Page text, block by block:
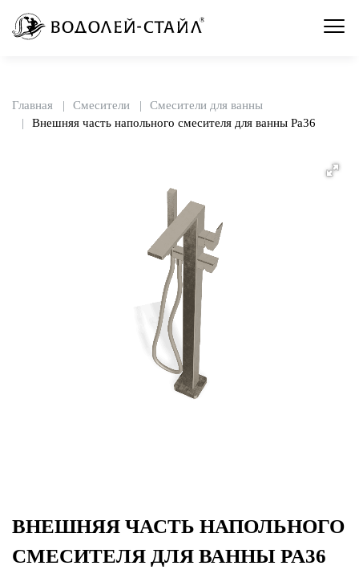
Главная Смесители
Смесители для ванны
Внешняя часть напольного смесителя для ванны Pa36
ВНЕШНЯЯ ЧАСТЬ НАПОЛЬНОГО
СМЕСИТЕЛЯ ДЛЯ ВАННЫ PA36